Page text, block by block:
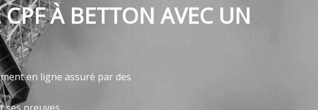
À BETTON AVEC UN
en ligne assuré par des